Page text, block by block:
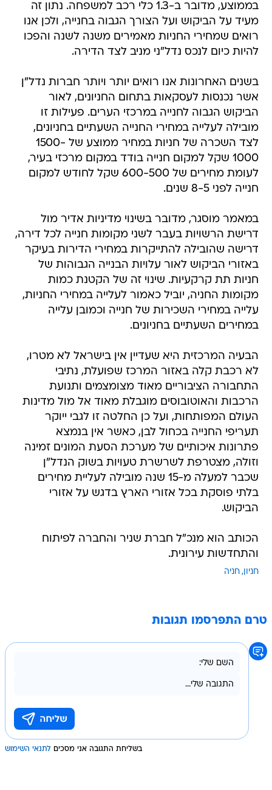
בממוצע, מדובר ב-1.3 כלי רכב למשפחה. נתון זה
מעיד על הביקוש ועל הצורך הגבוה בחנייה, ולכן אנו
רואים שמחירי החניות מאמירים משנה לשנה והפכו
להיות כיום לנכס נדל"ני מניב לצד הדירה.
בשנים האחרונות אנו רואים יותר ויותר חברות נדל"ן
אשר נכנסות לעסקאות בתחום החניונים, לאור
הביקוש הגבוה לחנייה במרכזי הערים. פעילות זו
מובילה לעלייה במחירי החנייה השעתיים בחניונים,
לצד השכרה של חניות במחיר ממוצע של 1500-
1000 שקל למקום חנייה בודד במקום מרכזי בעיר,
לעומת מחירים של 600-500 שקל לחודש למקום
חנייה לפני 8-5 שנים.
במאמר מוסגר, מדובר בשינוי מדיניות אדיר מול
דרישת הרשויות בעבר לשני מקומות חנייה לכל דירה,
דרישה שהובילה להתייקרות במחירי הדירות בעיקר
באזורי הביקוש לאור עלויות הבנייה הגבוהות של
חניות תת קרקעיות. שינוי זה של הקטנת כמות
מקומות החניה, יוביל כאמור לעלייה במחירי החניות,
עלייה במחירי השכירות של חנייה וכמובן עלייה
במחירים השעתיים בחניונים.
הבעיה המרכזית היא שעדיין אין בישראל לא מטרו,
לא רכבת קלה באזור המרכז שפועלת, נתיבי
התחבורה הציבוריים מאוד מצומצמים ותנועת
הרכבות והאוטובוסים מוגבלת מאוד אל מול מדינות
העולם המפותחות, ועל כן החלטה זו לגבי ייוקר
תעריפי החנייה בכחול לבן, כאשר אין בנמצא
פתרונות איכותיים של מערכת הסעת המונים זמינה
וזולה, מצטרפת לשרשרת טעויות בשוק הנדל"ן
שכבר למעלה מ-15 שנה מובילה לעליית מחירים
בלתי פוסקת בכל אזורי הארץ בדגש על אזורי
הביקוש.
הכותב הוא מנכ"ל חברת שניר והחברה לפיתוח
והתחדשות עירונית.
חניון חניה
טרם התפרסמו תגובות
בשליחת התגובה אני מסכים לתנאי השימוש